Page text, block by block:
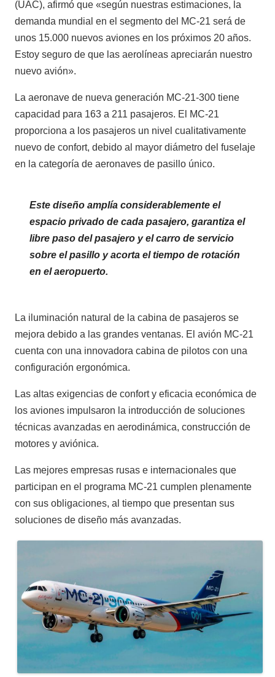
(UAC), afirmó que «según nuestras estimaciones, la
demanda mundial en el segmento del MC-21 será de
unos 15.000 nuevos aviones en los próximos 20 años.
Estoy seguro de que las aerolíneas apreciarán nuestro
nuevo avión».
La aeronave de nueva generación MC-21-300 tiene
capacidad para 163 a 211 pasajeros. El MC-21
proporciona a los pasajeros un nivel cualitativamente
nuevo de confort, debido al mayor diámetro del fuselaje
en la categoría de aeronaves de pasillo único.
Este diseño amplía considerablemente el
espacio privado de cada pasajero, garantiza el
libre paso del pasajero y el carro de servicio
sobre el pasillo y acorta el tiempo de rotación
en el aeropuerto.
La iluminación natural de la cabina de pasajeros se
mejora debido a las grandes ventanas. El avión MC-21
cuenta con una innovadora cabina de pilotos con una
configuración ergonómica.
Las altas exigencias de confort y eficacia económica de
los aviones impulsaron la introducción de soluciones
técnicas avanzadas en aerodinámica, construcción de
motores y aviónica.
Las mejores empresas rusas e internacionales que
participan en el programa MC-21 cumplen plenamente
con sus obligaciones, al tiempo que presentan sus
soluciones de diseño más avanzadas.